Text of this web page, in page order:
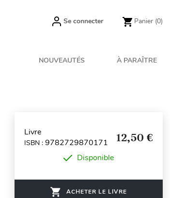
Se connecter Panier (0)
NOUVEAUTÉS À PARAÎTRE
Livre
ISBN : 9782729870171 12,50 €
Disponible
ACHETER LE LIVRE